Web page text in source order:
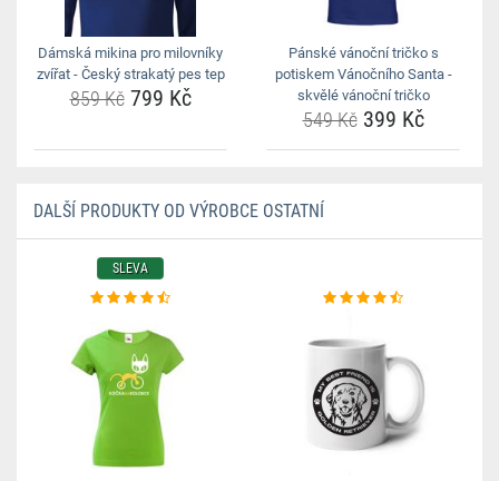
Dámská mikina pro milovníky
zvířat - Český strakatý pes tep
859 Kč799 Kč
Pánské vánoční tričko s
potiskem Vánočního Santa -
skvělé vánoční tričko
549 Kč399 Kč
DALŠÍ PRODUKTY OD VÝROBCE OSTATNÍ
SLEVA